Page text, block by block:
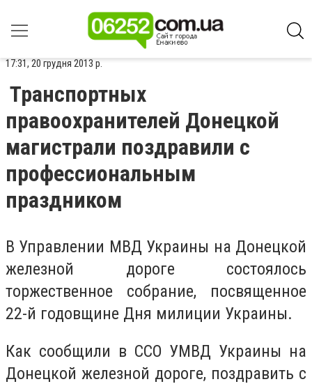
17:31, 20 грудня 2013 р.
Транспортных
правоохранителей Донецкой
магистрали поздравили с
профессиональным
праздником
В Управлении МВД Украины на Донецкой
железной дороге состоялось
торжественное собрание, посвященное
22-й годовщине Дня милиции Украины.
Как сообщили в ССО УМВД Украины на
Донецкой железной дороге, поздравить с